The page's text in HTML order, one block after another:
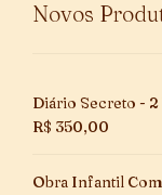
Novos
Diário Secreto -
R$ 350,00
Obra Infantil